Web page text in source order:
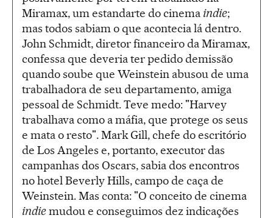
Miramax, um estandarte do cinema indie;
mas todos sabiam o que acontecia lá dentro.
John Schmidt, diretor financeiro da Miramax,
confessa que deveria ter pedido demissão
quando soube que Weinstein abusou de uma
trabalhadora de seu departamento, amiga
pessoal de Schmidt. Teve medo: "Harvey
trabalhava como a máfia, que protege os seus
e mata o resto". Mark Gill, chefe do escritório
de Los Angeles e, portanto, executor das
campanhas dos Oscars, sabia dos encontros
no hotel Beverly Hills, campo de caça de
Weinstein. Mas conta: "O conceito de cinema
indiemudou e conseguimos dez indicações